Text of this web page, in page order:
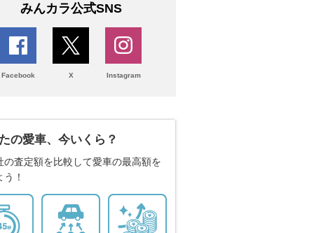
みんカラ公式SNS
Facebook X Instagram
の愛車、今いくら？
の査定額を比較して愛車の最高額を
！